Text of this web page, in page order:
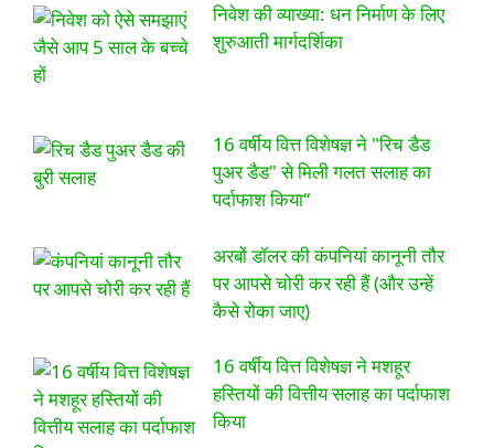
निवेश की व्याख्या: धन निर्माण के लिए
शुरुआती मार्गदर्शिका
16 वर्षीय वित्त विशेषज्ञ ने "रिच डैड
पुअर डैड" से मिली गलत सलाह का
पर्दाफाश किया“
अरबों डॉलर की कंपनियां कानूनी तौर
पर आपसे चोरी कर रही हैं (और उन्हें
कैसे रोका जाए)
16 वर्षीय वित्त विशेषज्ञ ने मशहूर
हस्तियों की वित्तीय सलाह का पर्दाफाश
किया